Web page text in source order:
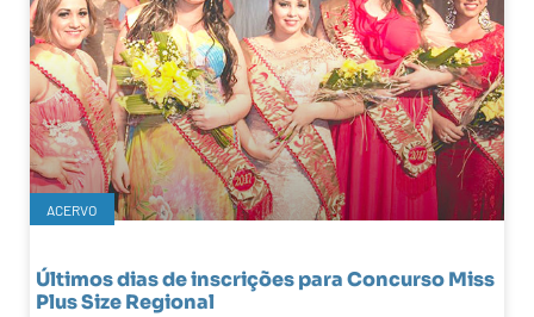
ACERVO
Últimos dias de inscrições para Concurso Miss
Plus Size Regional